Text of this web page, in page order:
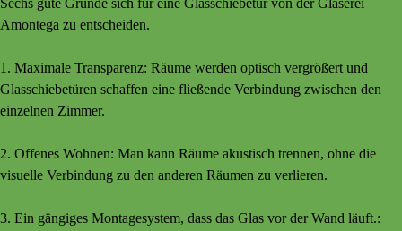
Sechs gute Gründe sich für eine Glasschiebetür von der Glaserei
Amontega zu entscheiden.
1. Maximale Transparenz: Räume werden optisch vergrößert und
Glasschiebetüren schaffen eine fließende Verbindung zwischen den
einzelnen Zimmer.
2. Offenes Wohnen: Man kann Räume akustisch trennen, ohne die
visuelle Verbindung zu den anderen Räumen zu verlieren.
3. Ein gängiges Montagesystem, dass das Glas vor der Wand läuft.: